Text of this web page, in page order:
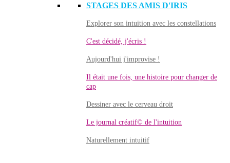
STAGES DES AMIS D'IRIS
Explorer son intuition avec les constellations
C'est décidé, j'écris !
Aujourd'hui j'improvise !
Il était une fois, une histoire pour changer de
cap
Dessiner avec le cerveau droit
Le journal créatif© de l'intuition
Naturellement intuitif